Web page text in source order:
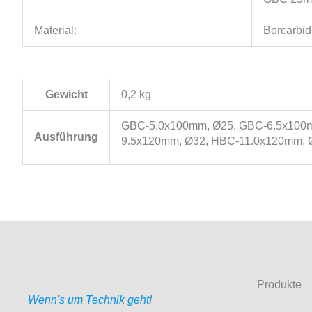
Material: Borcarbid
Gewicht 0,2 kg
Ausführung
GBC-5.0x100mm, Ø25, GBC-
9.5x120mm, Ø32, HBC-
Wenn's um Technik geht!
Produkte